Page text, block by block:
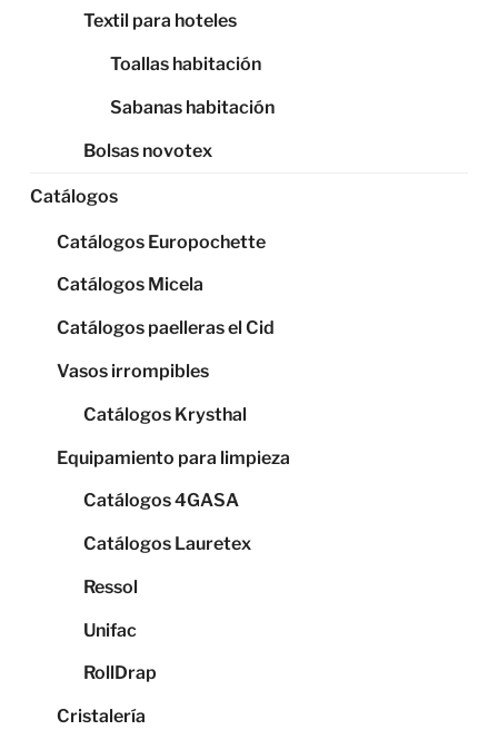
Textil para hoteles
Toallas habitación
Sabanas habitación
Bolsas novotex
Catálogos
Catálogos Europochette
Catálogos Micela
Catálogos paelleras el Cid
Vasos irrompibles
Catálogos Krysthal
Equipamiento para limpieza
Catálogos 4GASA
Catálogos Lauretex
Ressol
Unifac
RollDrap
Cristalería